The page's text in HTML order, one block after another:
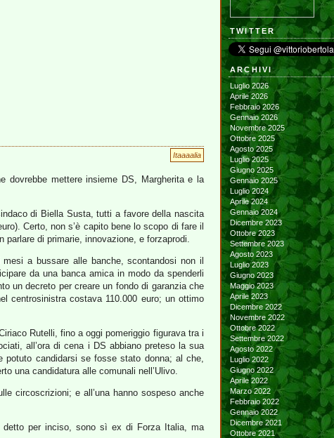
Itaaaalia
dovrebbe mettere insieme DS, Margherita e la
di Biella Susta, tutti a favore della nascita
Certo, non s’è capito bene lo scopo di fare il
parlare di primarie, innovazione, e forzaprodi.
a bussare alle banche, scontandosi non il
da una banca amica in modo da spenderli
un decreto per creare un fondo di garanzia che
centrosinistra costava 110.000 euro; un ottimo
Rutelli, fino a oggi pomeriggio figurava tra i
all’ora di cena i DS abbiano preteso la sua
candidarsi se fosse stato donna; al che,
una candidatura alle comunali nell’Ulivo.
circoscrizioni; e all’una hanno sospeso anche
detto per inciso, sono sì ex di Forza Italia, ma
TWITTER
ARCHIVI
Luglio 2026
Aprile 2026
Febbraio 2026
Gennaio 2026
Novembre 2025
Ottobre 2025
Agosto 2025
Luglio 2025
Giugno 2025
Gennaio 2025
Luglio 2024
Aprile 2024
Gennaio 2024
Dicembre 2023
Ottobre 2023
Settembre 2023
Agosto 2023
Luglio 2023
Giugno 2023
Maggio 2023
Aprile 2023
Dicembre 2022
Novembre 2022
Ottobre 2022
Settembre 2022
Agosto 2022
Luglio 2022
Giugno 2022
Aprile 2022
Marzo 2022
Febbraio 2022
Gennaio 2022
Dicembre 2021
Ottobre 2021